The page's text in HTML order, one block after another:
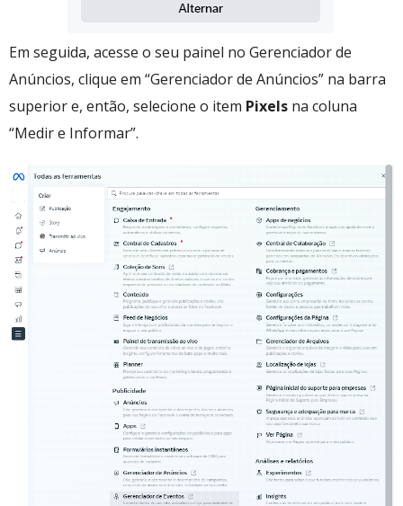
Em seguida, acesse o seu painel no Gerenciador de
Anúncios, clique em “Gerenciador de Anúncios” na barra
superior e, então, selecione o item Pixels na coluna
“Medir e Informar”.